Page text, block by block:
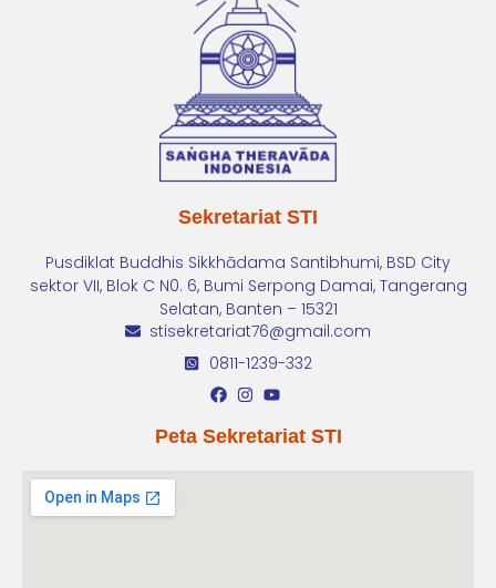
Sekretariat STI
Pusdiklat Buddhis Sikkhādama Santibhumi, BSD City
sektor VII, Blok C N0. 6, Bumi Serpong Damai, Tangerang
Selatan, Banten – 15321
stisekretariat76@gmail.com
0811-1239-332
Peta Sekretariat STI